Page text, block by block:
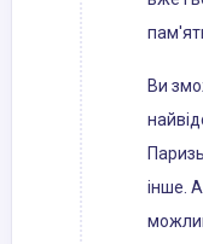
Ви
інше.